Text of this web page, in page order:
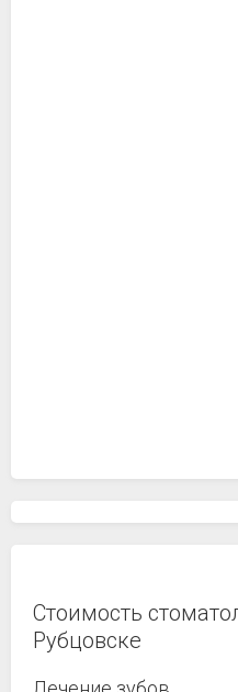
Стоимость
Рубцовске